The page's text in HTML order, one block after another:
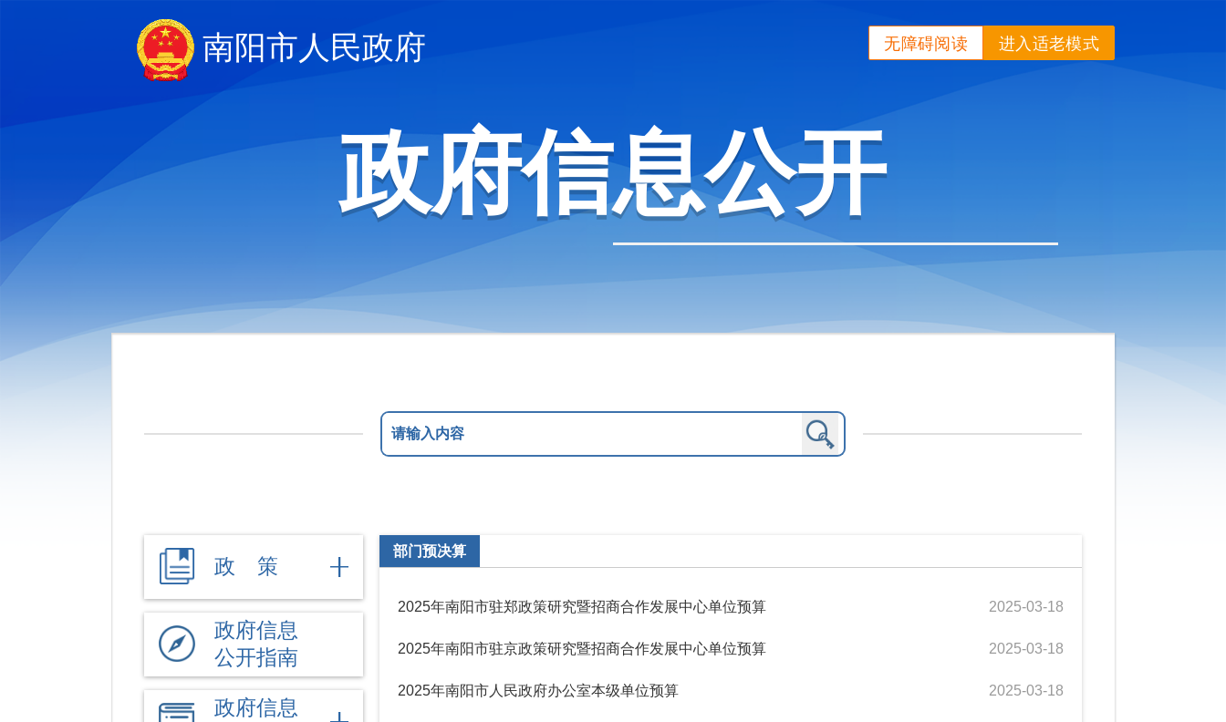
南阳市人民政府 进入适老模式
无障碍阅读
政府信息公开
政 策
政府信息
公开指南
政府信息
部门预决算
2025年南阳市驻郑政策研究暨招商合作发展中心单位预算 2025-03-18
2025年南阳市驻京政策研究暨招商合作发展中心单位预算 2025-03-18
2025年南阳市人民政府办公室本级单位预算 2025-03-18